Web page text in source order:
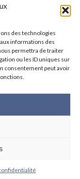
des technologies
informations des
permettra de traiter
ou les ID uniques sur
consentement peut avoir
retrouvez
et les nominations
sur les innovations